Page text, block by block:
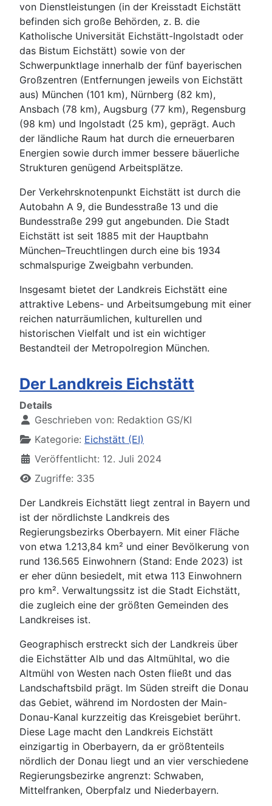
von Dienstleistungen (in der Kreisstadt Eichstätt
befinden sich große Behörden, z. B. die
Katholische Universität Eichstätt-Ingolstadt oder
das Bistum Eichstätt) sowie von der
Schwerpunktlage innerhalb der fünf bayerischen
Großzentren (Entfernungen jeweils von Eichstätt
aus) München (101 km), Nürnberg (82 km),
Ansbach (78 km), Augsburg (77 km), Regensburg
(98 km) und Ingolstadt (25 km), geprägt. Auch
der ländliche Raum hat durch die erneuerbaren
Energien sowie durch immer bessere bäuerliche
Strukturen genügend Arbeitsplätze.
Der Verkehrsknotenpunkt Eichstätt ist durch die
Autobahn A 9, die Bundesstraße 13 und die
Bundesstraße 299 gut angebunden. Die Stadt
Eichstätt ist seit 1885 mit der Hauptbahn
München–Treuchtlingen durch eine bis 1934
schmalspurige Zweigbahn verbunden.
Insgesamt bietet der Landkreis Eichstätt eine
attraktive Lebens- und Arbeitsumgebung mit einer
reichen naturräumlichen, kulturellen und
historischen Vielfalt und ist ein wichtiger
Bestandteil der Metropolregion München.
Der Landkreis Eichstätt
Details
Geschrieben von: Redaktion GS/KI
Kategorie: Eichstätt (EI)
Veröffentlicht: 12. Juli 2024
Zugriffe: 335
Der Landkreis Eichstätt liegt zentral in Bayern und
ist der nördlichste Landkreis des
Regierungsbezirks Oberbayern. Mit einer Fläche
von etwa 1.213,84 km² und einer Bevölkerung von
rund 136.565 Einwohnern (Stand: Ende 2023) ist
er eher dünn besiedelt, mit etwa 113 Einwohnern
pro km². Verwaltungssitz ist die Stadt Eichstätt,
die zugleich eine der größten Gemeinden des
Landkreises ist.
Geographisch erstreckt sich der Landkreis über
die Eichstätter Alb und das Altmühltal, wo die
Altmühl von Westen nach Osten fließt und das
Landschaftsbild prägt. Im Süden streift die Donau
das Gebiet, während im Nordosten der Main-
Donau-Kanal kurzzeitig das Kreisgebiet berührt.
Diese Lage macht den Landkreis Eichstätt
einzigartig in Oberbayern, da er größtenteils
nördlich der Donau liegt und an vier verschiedene
Regierungsbezirke angrenzt: Schwaben,
Mittelfranken, Oberpfalz und Niederbayern.